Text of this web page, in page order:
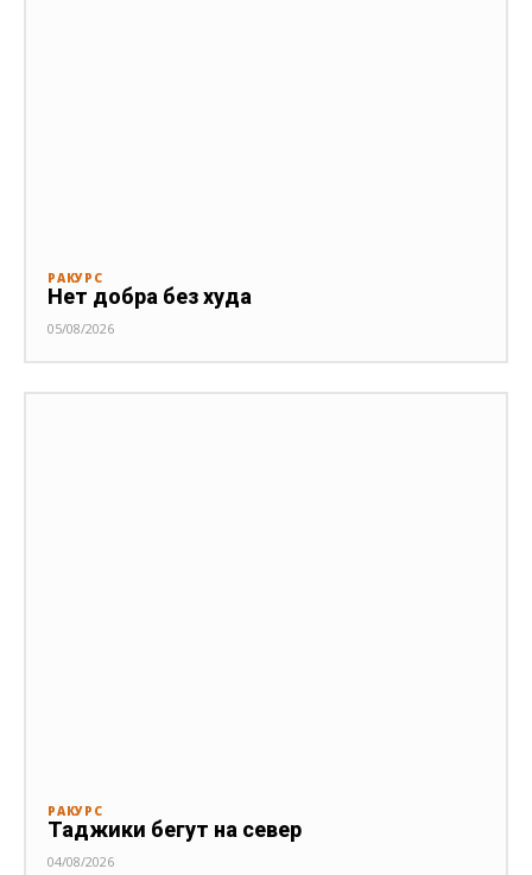
РАКУРС
Нет добра без худа
05/08/2026
РАКУРС
Таджики бегут на север
04/08/2026